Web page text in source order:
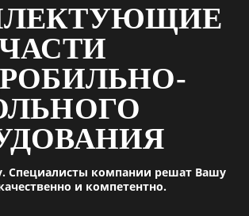
Специалисты компании решат Вашу
и компетентно.